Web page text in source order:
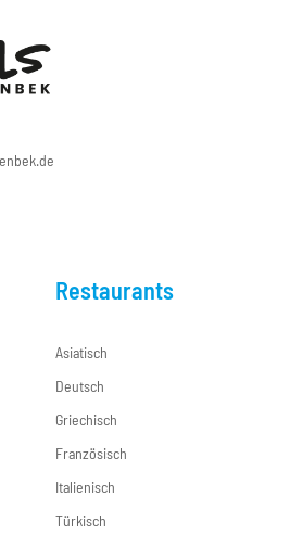
Restaurants
Asiatisch
Deutsch
Griechisch
Französisch
Italienisch
Türkisch